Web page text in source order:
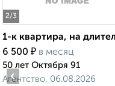
2/3
1-к квартира, на
6 500 ₽ в месяц
50 лет Октября 91
Агентство, 06.08.2026
‹